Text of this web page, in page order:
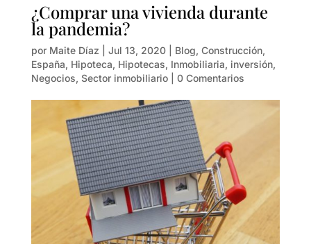
¿Comprar una vivienda durante
la pandemia?
por Maite Díaz Jul 13, 2020| Blog, Construcción,
España, Hipoteca, Hipotecas, Inmobiliaria, inversión,
Negocios, Sector inmobiliario| 0 Comentarios